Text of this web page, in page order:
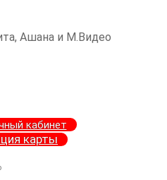
Ашана и М.Видео
кабинет
карты